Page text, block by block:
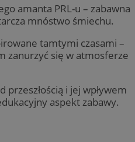
amanta PRL-u – zabawna
mnóstwo śmiechu.
tamtymi czasami –
zanurzyć się w atmosferze
przeszłością i jej wpływem
aspekt zabawy.